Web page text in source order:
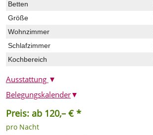
Betten
Größe
Wohnzimmer
Schlafzimmer
Kochbereich
Ausstattung ▼
Preis: ab 120,– € *
pro Nacht
Belegungskalender▼